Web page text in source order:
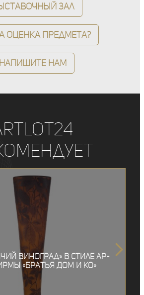
зал
оценка предмета?
Напишите нам
виноград» в стиле ар-
«Братья Дом и Ко»